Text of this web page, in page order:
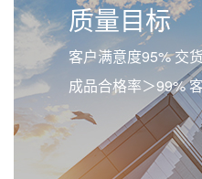
质量目标
客户满意度95% 交
成品合格率＞99%